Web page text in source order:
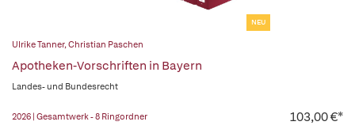
NEU
Ulrike Tanner,Christian Paschen
Apotheken-Vorschriften in Bayern
Landes- und Bundesrecht
2026 | Gesamtwerk - 8 Ringordner 103,00 €*